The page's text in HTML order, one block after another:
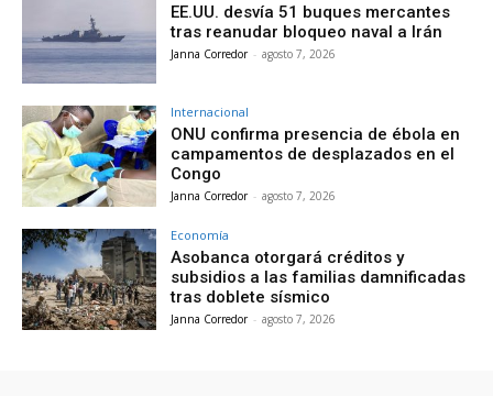
EE.UU. desvía 51 buques mercantes
tras reanudar bloqueo naval a Irán
Janna Corredor - agosto 7, 2026
Internacional
ONU confirma presencia de ébola en
campamentos de desplazados en el
Congo
Janna Corredor - agosto 7, 2026
Economía
Asobanca otorgará créditos y
subsidios a las familias damnificadas
tras doblete sísmico
Janna Corredor - agosto 7, 2026